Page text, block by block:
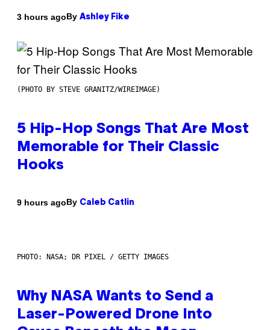
3 hours agoBy Ashley Fike
(PHOTO BY STEVE GRANITZ/WIREIMAGE)
5 Hip-Hop Songs That Are Most
Memorable for Their Classic
Hooks
9 hours agoBy Caleb Catlin
PHOTO: NASA; DR PIXEL / GETTY IMAGES
Why NASA Wants to Send a
Laser-Powered Drone Into